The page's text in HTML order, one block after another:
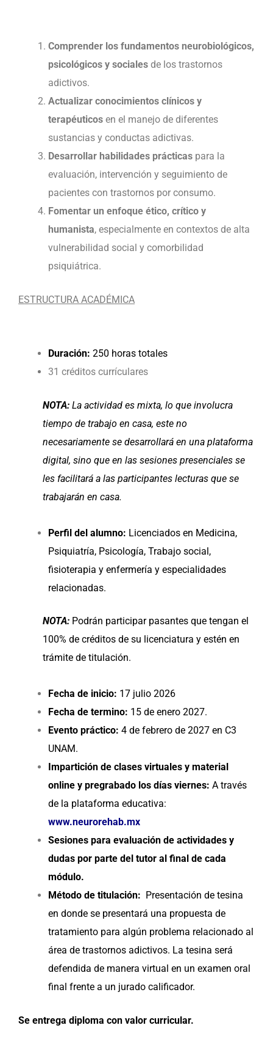
Comprender los fundamentos neurobiológicos,
psicológicos y sociales de los trastornos
adictivos.
Actualizar conocimientos clínicos y
terapéuticos en el manejo de diferentes
sustancias y conductas adictivas.
Desarrollar habilidades prácticas para la
evaluación, intervención y seguimiento de
pacientes con trastornos por consumo.
Fomentar un enfoque ético, crítico y
humanista, especialmente en contextos de alta
vulnerabilidad social y comorbilidad
psiquiátrica.
ESTRUCTURA ACADÉMICA
Duración:250 horas totales
31 créditos currículares
NOTA: La actividad es mixta, lo que involucra
tiempo de trabajo en casa, este no
necesariamente se desarrollará en una plataforma
digital, sino que en las sesiones presenciales se
les facilitará a las participantes lecturas que se
trabajarán en casa.
Perfil del alumno: Licenciados en Medicina,
Psiquiatría, Psicología, Trabajo social,
fisioterapia y enfermería y especialidades
relacionadas.
NOTA: Podrán participar pasantes que tengan el
100% de créditos de su licenciatura y estén en
trámite de titulación.
Fecha de inicio: 17 julio 2026
Fecha de termino: 15 de enero 2027.
Evento práctico: 4 de febrero de 2027 en C3
UNAM.
Impartición de clases virtuales y material
online y pregrabado los días viernes:A través
de la plataforma educativa:
www.neurorehab.mx
Sesiones para evaluación de actividades y
dudas por parte del tutor al final de cada
módulo.
Método de titulación: Presentación de tesina
en donde se presentará una propuesta de
tratamiento para algún problema relacionado al
área de trastornos adictivos. La tesina será
defendida de manera virtual en un examen oral
final frente a un jurado calificador.
Se entrega diploma con valor curricular.